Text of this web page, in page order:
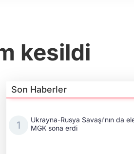
kesildi
Son Haberler
Ukrayna-Rusya Savaşı'nın da ele
MGK sona erdi